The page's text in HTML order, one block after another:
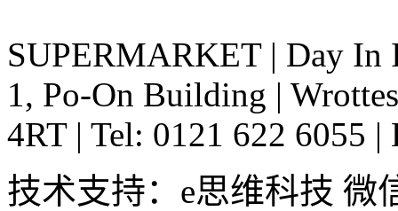
SUPERMARKET | Day In
1, Po-On Building |
4RT | Tel: 0121 622 6055 |
技术支持：e思维科技 微